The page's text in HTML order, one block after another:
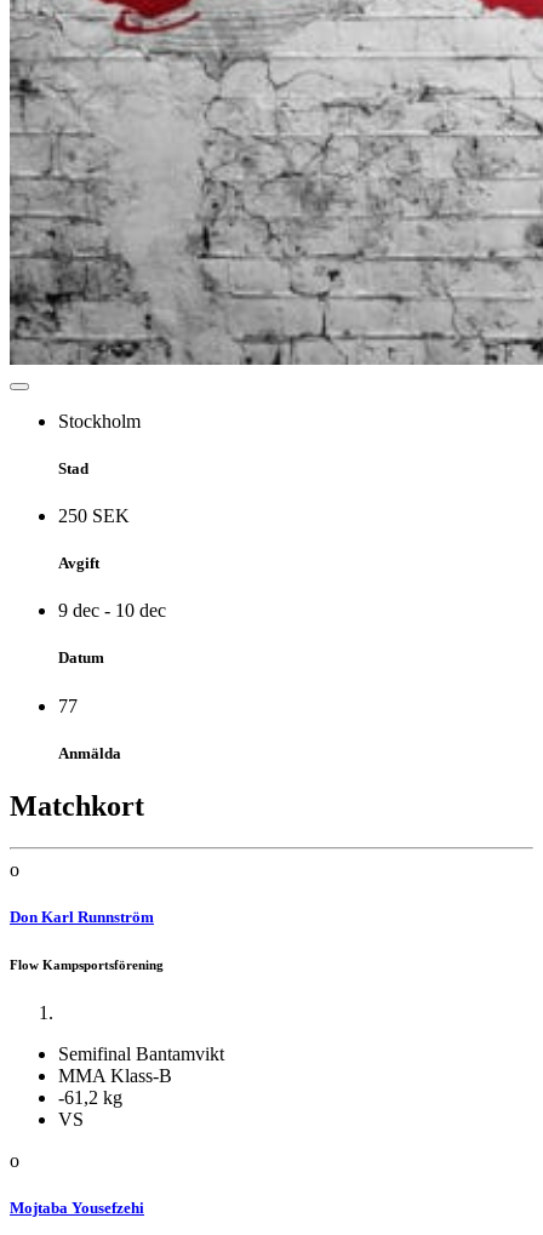
Stockholm
Stad
250 SEK
Avgift
9 dec - 10 dec
Datum
77
Anmälda
Matchkort
o
Don Karl Runnström
Flow Kampsportsförening
Semifinal Bantamvikt
MMA Klass-B
-61,2 kg
VS
o
Mojtaba Yousefzehi